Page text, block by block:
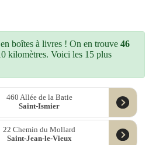
en boîtes à livres ! On en trouve46
kilomètres. Voici les 15 plus
460 Allée de la Batie
Saint-Ismier
22 Chemin du Mollard
Saint-Jean-le-Vieux